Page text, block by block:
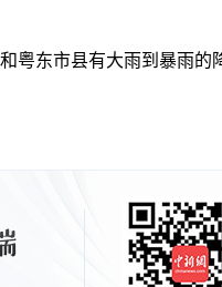
东市县有大雨到暴雨的